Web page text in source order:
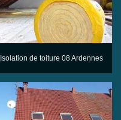
Isolation de toiture 08 Ardennes